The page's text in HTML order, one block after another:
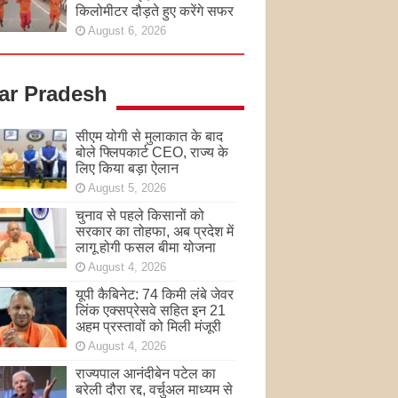
किलोमीटर दौड़ते हुए करेंगे सफर
August 6, 2026
Pradesh
सीएम योगी से मुलाकात के बाद
बोले फ्लिपकार्ट CEO, राज्य के
लिए किया बड़ा ऐलान
August 5, 2026
चुनाव से पहले किसानों को
सरकार का तोहफा, अब प्रदेश में
लागू होगी फसल बीमा योजना
August 4, 2026
यूपी कैबिनेट: 74 किमी लंबे जेवर
लिंक एक्सप्रेसवे सहित इन 21
अहम प्रस्तावों को मिली मंजूरी
August 4, 2026
राज्यपाल आनंदीबेन पटेल का
बरेली दौरा रद्द, वर्चुअल माध्यम से